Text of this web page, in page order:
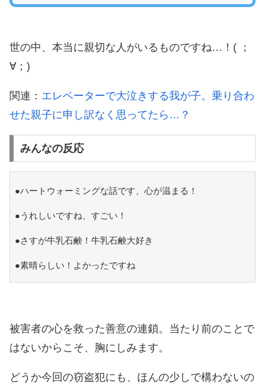
世の中、本当に親切な人がいるものですね…！( ；
∀；)
関連： エレベーターで大泣きする我が子。乗り合わ
せた親子に申し訳なく思ってたら…？
みんなの反応
●ハートウォーミングな話です、心が温まる！
●うれしいですね、すごい！
●さすが牛乳石鹸！牛乳石鹸大好き
●素晴らしい！よかったですね
被害者の心を救った善意の連鎖。当たり前のことで
はないからこそ、胸にしみます。
どうか今回の窃盗犯にも、ほんの少しで構わないの